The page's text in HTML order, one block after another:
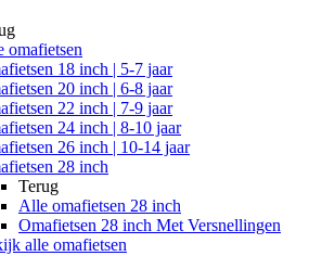
omafietsen
18 inch | 5-7 jaar
20 inch | 6-8 jaar
22 inch | 7-9 jaar
24 inch | 8-10 jaar
26 inch | 10-14 jaar
28 inch
Terug
Alle omafietsen 28 inch
Omafietsen 28 inch Met Versnellingen
alle omafietsen